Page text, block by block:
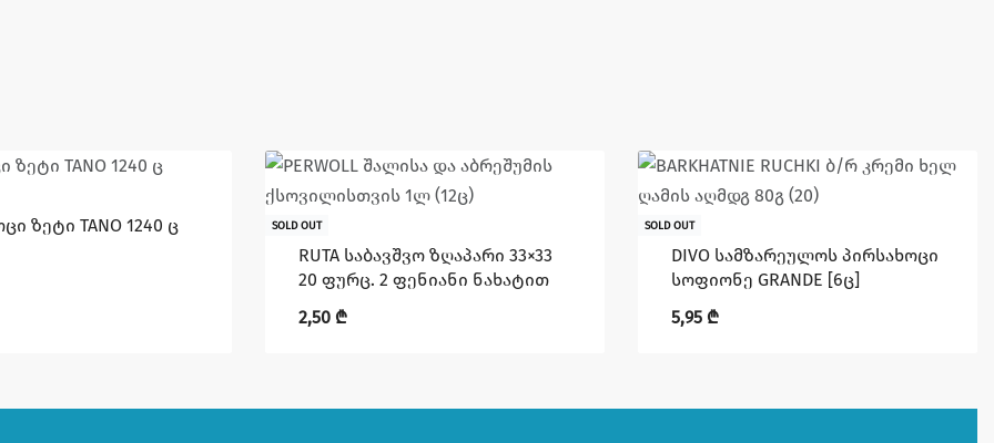
ზეტი TANO 1240 ც
SOLD OUT
RUTA საბავშვო ზღაპარი 33×33
20 ფურც. 2 ფენიანი ნახატით
2,50 ₾
SOLD OUT
DIVO სამზარეულოს პირსახოცი
სოფიონე GRANDE [6ც]
5,95 ₾